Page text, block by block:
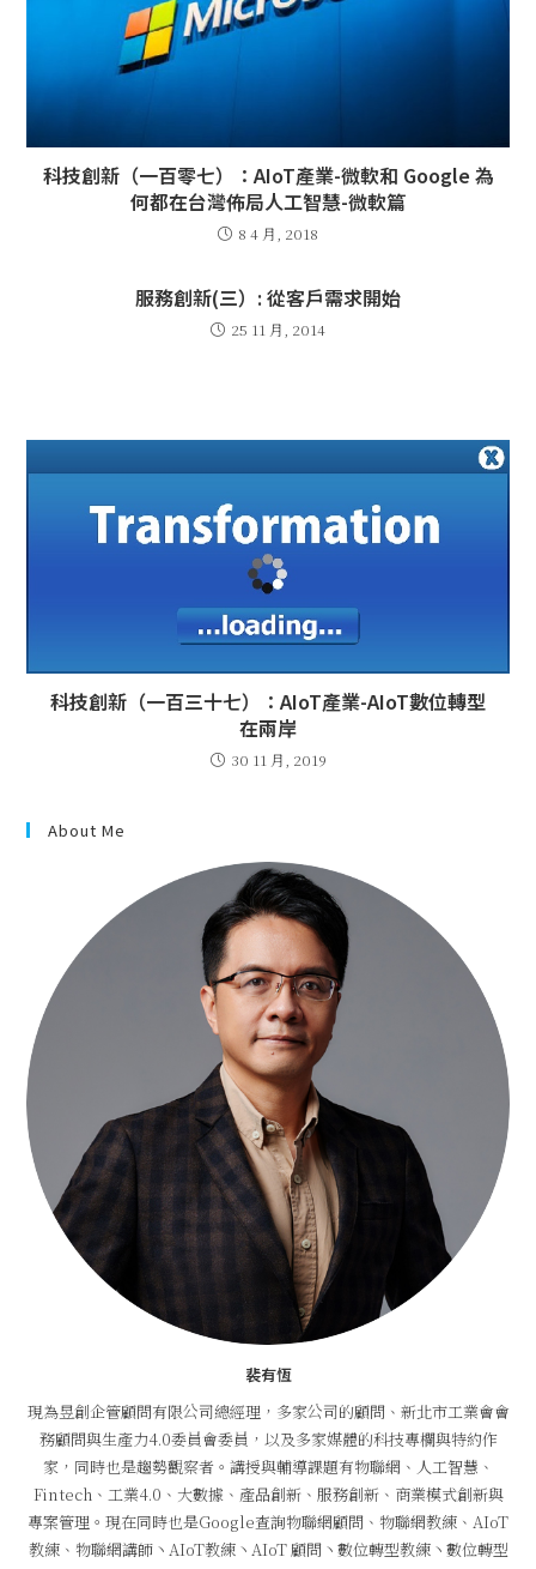
科技創新（一百零七）：AIoT產業-微軟和 Google 為
何都在台灣佈局人工智慧-微軟篇
8 4 月, 2018
服務創新(三）: 從客戶需求開始
25 11 月, 2014
科技創新（一百三十七）：AIoT產業-AIoT數位轉型
在兩岸
30 11 月, 2019
About Me
裴有恆
現為昱創企管顧問有限公司總經理，多家公司的顧問、新北市工業會會
務顧問與生產力4.0委員會委員，以及多家媒體的科技專欄與特約作
家，同時也是趨勢觀察者。講授與輔導課題有物聯網、人工智慧、
Fintech、工業4.0、大數據、產品創新、服務創新、商業模式創新與
專案管理。現在同時也是Google查詢物聯網顧問、物聯網教練、AIoT
教練、物聯網講師丶AIoT教練丶AIoT 顧問丶數位轉型教練丶數位轉型